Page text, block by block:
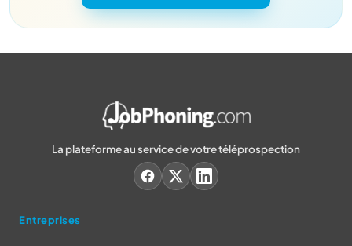
La plateforme au service de votre téléprospection
Entreprises